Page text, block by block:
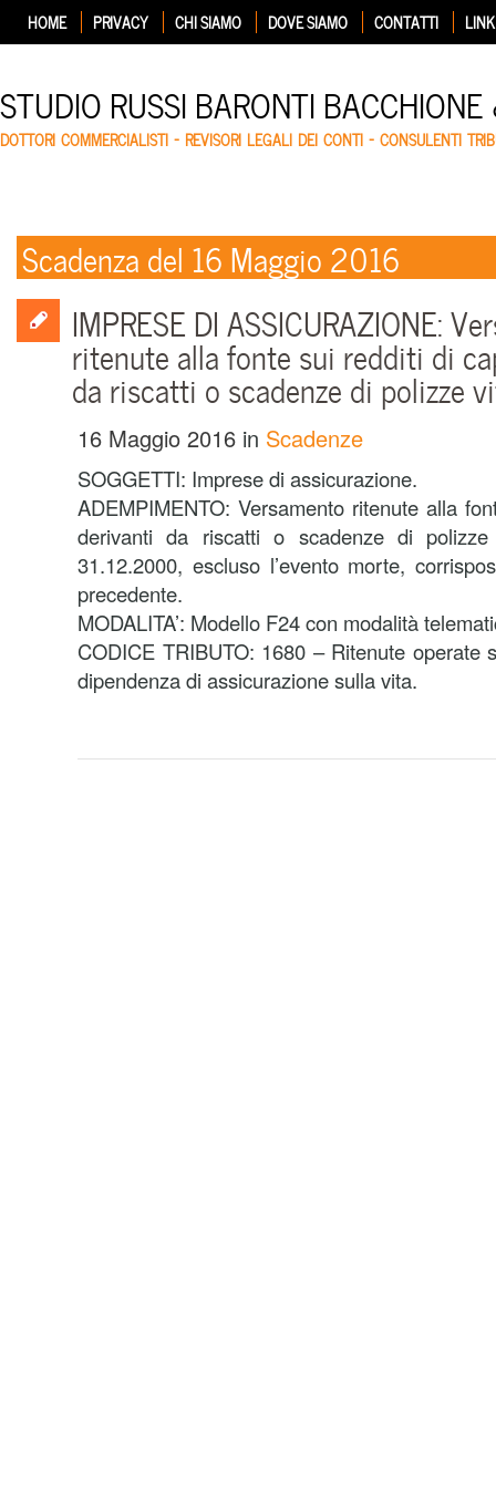
HOME PRIVACY CHI SIAMO DOVE SIAMO CONTATTI LINK
STUDIO RUSSI BARONTI
DOTTORI COMMERCIALISTI – REVISORI LEGALI DEI CONTI – CONSULENTI
Scadenza del 16 Maggio 2016
IMPRESE DI ASSICURAZIONE:
ritenute alla fonte sui redditi di
da riscatti o scadenze di polizze
16 Maggio 2016 in Scadenze
SOGGETTI: Imprese di assicurazione.
ADEMPIMENTO: Versamento ritenute alla
derivanti da riscatti o scadenze di
31.12.2000, escluso l’evento morte,
precedente.
MODALITA’: Modello F24 con modalità
CODICE TRIBUTO: 1680 – Ritenute operate
dipendenza di assicurazione sulla vita.